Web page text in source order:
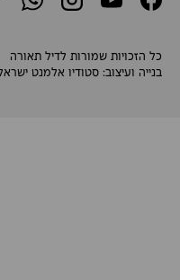
Facebook
YouTube
Instagram
כל הזכויות שמורות לדיל תאורה
בנייה ועיצוב: סטודיו אלמנט